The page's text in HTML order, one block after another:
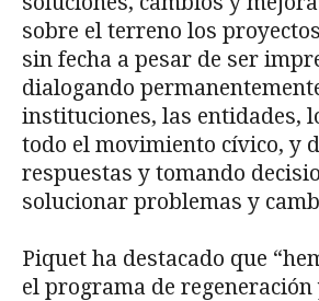
sobre el terreno los
sin fecha a pesar de ser
dialogando
instituciones, las entidades,
todo el movimiento cívico, y
respuestas y tomando
solucionar problemas y
Piquet ha destacado que
el programa de regeneración